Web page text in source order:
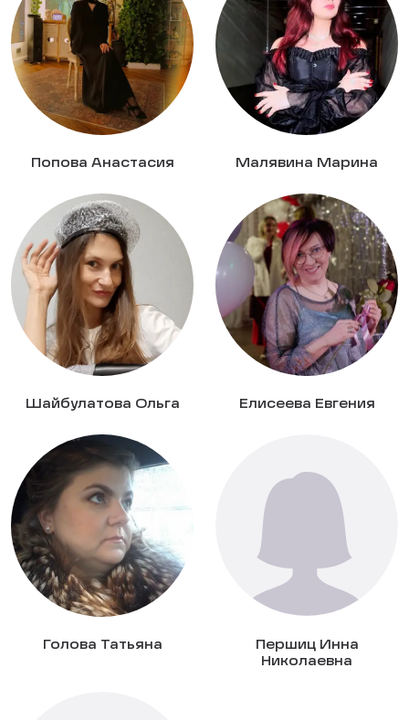
Попова Анастасия Малявина Марина
Шайбулатова Ольга Елисеева Евгения
Голова Татьяна
Першиц Инна
Николаевна